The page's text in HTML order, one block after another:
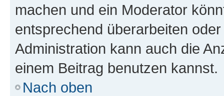
machen und ein Moderator
entsprechend überarbeiten
Administration kann auch die
einem Beitrag benutzen kannst.
Nach oben